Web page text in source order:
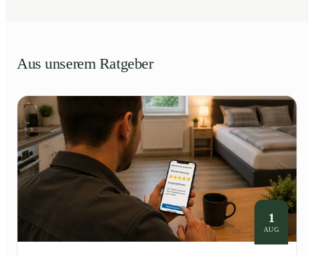
Aus unserem Ratgeber
1
AUG